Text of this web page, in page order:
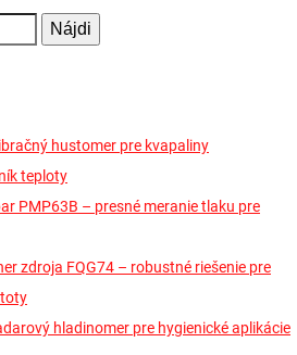
hustomer pre kvapaliny
teploty
PMP63B – presné meranie tlaku pre
zdroja FQG74 – robustné riešenie pre
hladinomer pre hygienické aplikácie